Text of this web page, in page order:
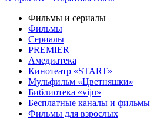
Фильмы и сериалы
Фильмы
Сериалы
PREMIER
Амедиатека
Кинотеатр «START»
Мульфильм «Цветняшки»
Библиотека «viju»
Бесплатные каналы и фильмы
Фильмы для взрослых